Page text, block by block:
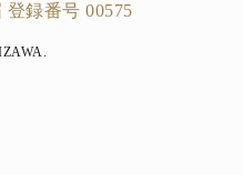
録番号 00575